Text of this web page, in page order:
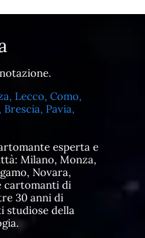
Lecco, Como,
Pavia,
esperta e
Milano, Monza,
Novara,
cartomanti di
30 anni di
studiose della